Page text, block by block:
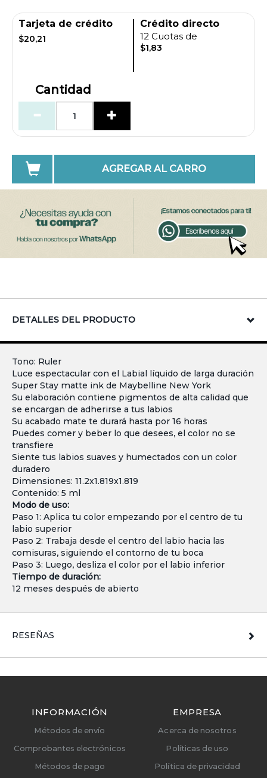
Tarjeta de crédito
$20,21
Crédito directo
12 Cuotas de
$1,83
Cantidad
AGREGAR AL CARRO
DETALLES DEL PRODUCTO
Tono: Ruler
Luce espectacular con el Labial líquido de larga duración
Super Stay matte ink de Maybelline New York
Su elaboración contiene pigmentos de alta calidad que
se encargan de adherirse a tus labios
Su acabado mate te durará hasta por 16 horas
Puedes comer y beber lo que desees, el color no se
transfiere
Siente tus labios suaves y humectados con un color
duradero
Dimensiones: 11.2x1.819x1.819
Contenido: 5 ml
Modo de uso:
Paso 1: Aplica tu color empezando por el centro de tu
labio superior
Paso 2: Trabaja desde el centro del labio hacia las
comisuras, siguiendo el contorno de tu boca
Paso 3: Luego, desliza el color por el labio inferior
Tiempo de duración:
12 meses después de abierto
RESEÑAS
INFORMACIÓN
Métodos de envío
Comprobantes electrónicos
Métodos de pago
EMPRESA
Acerca de nosotros
Políticas de uso
Política de privacidad